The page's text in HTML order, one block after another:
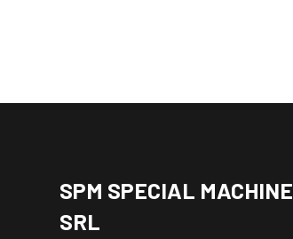
SPM SPECIAL MACHINE
SRL